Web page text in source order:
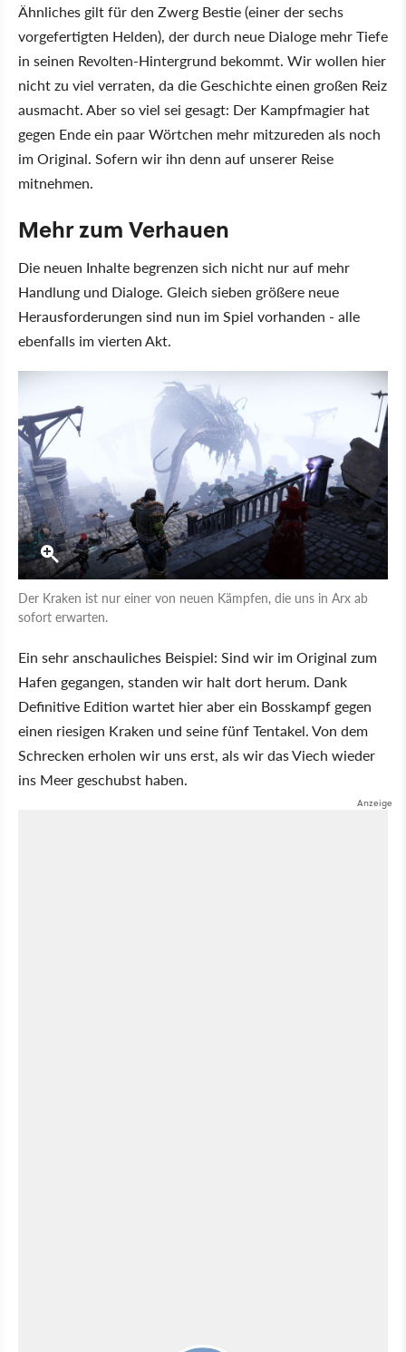
Ähnliches gilt für den Zwerg Bestie (einer der sechs
vorgefertigten Helden), der durch neue Dialoge mehr Tiefe
in seinen Revolten-Hintergrund bekommt. Wir wollen hier
nicht zu viel verraten, da die Geschichte einen großen Reiz
ausmacht. Aber so viel sei gesagt: Der Kampfmagier hat
gegen Ende ein paar Wörtchen mehr mitzureden als noch
im Original. Sofern wir ihn denn auf unserer Reise
mitnehmen.
Mehr zum Verhauen
Die neuen Inhalte begrenzen sich nicht nur auf mehr
Handlung und Dialoge. Gleich sieben größere neue
Herausforderungen sind nun im Spiel vorhanden - alle
ebenfalls im vierten Akt.
Der Kraken ist nur einer von neuen Kämpfen, die uns in Arx ab
sofort erwarten.
Ein sehr anschauliches Beispiel: Sind wir im Original zum
Hafen gegangen, standen wir halt dort herum. Dank
Definitive Edition wartet hier aber ein Bosskampf gegen
einen riesigen Kraken und seine fünf Tentakel. Von dem
Schrecken erholen wir uns erst, als wir das Viech wieder
ins Meer geschubst haben.